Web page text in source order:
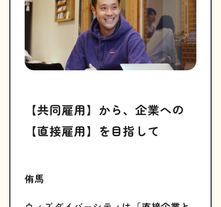
【共同雇用】から、企業への
【直接雇用】を目指して
侑馬